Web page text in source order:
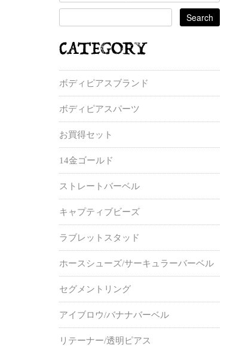
ボディピアスブランド
ボディピアスパーツ
お買得セット
14金ゴールド
ストレートバーベル
キャプティブビーズ
ラブレットスタッド
ホースシューズ/サーキュラーバーベル
セグメントリング
アイブロウ/バナナバーベル
リテーナー/透明ピアス